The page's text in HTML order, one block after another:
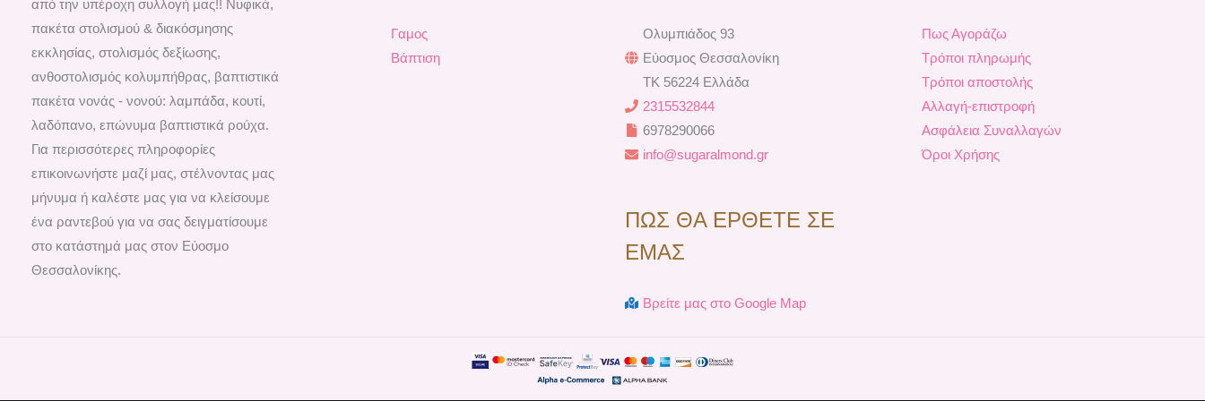
a
m
από την υπέροχη συλλογή μας!! Νυφικά,
πακέτα στολισμού & διακόσμησης
εκκλησίας, στολισμός δεξίωσης,
ανθοστολισμός κολυμπήθρας, βαπτιστικά
πακέτα νονάς - νονού: λαμπάδα, κουτί,
λαδόπανο, επώνυμα βαπτιστικά ρούχα.
Για περισσότερες πληροφορίες
επικοινωνήστε μαζί μας, στέλνοντας μας
μήνυμα ή καλέστε μας για να κλείσουμε
ένα ραντεβού για να σας δειγματίσουμε
στο κατάστημά μας στον Εύοσμο
Θεσσαλονίκης.
Γαμος
Βάπτιση
Ολυμπιάδος 93
Εύοσμος Θεσσαλονίκη
TK 56224 Ελλάδα
2315532844
6978290066
info@sugaralmond.gr
ΠΩΣ ΘΑ ΕΡΘΕΤΕ ΣΕ
ΕΜΑΣ
Βρείτε μας στο Google Map
Πως Αγοράζω
Τρόποι πληρωμής
Τρόποι αποστολής
Αλλαγή-επιστροφή
Ασφάλεια Συναλλαγών
Όροι Χρήσης